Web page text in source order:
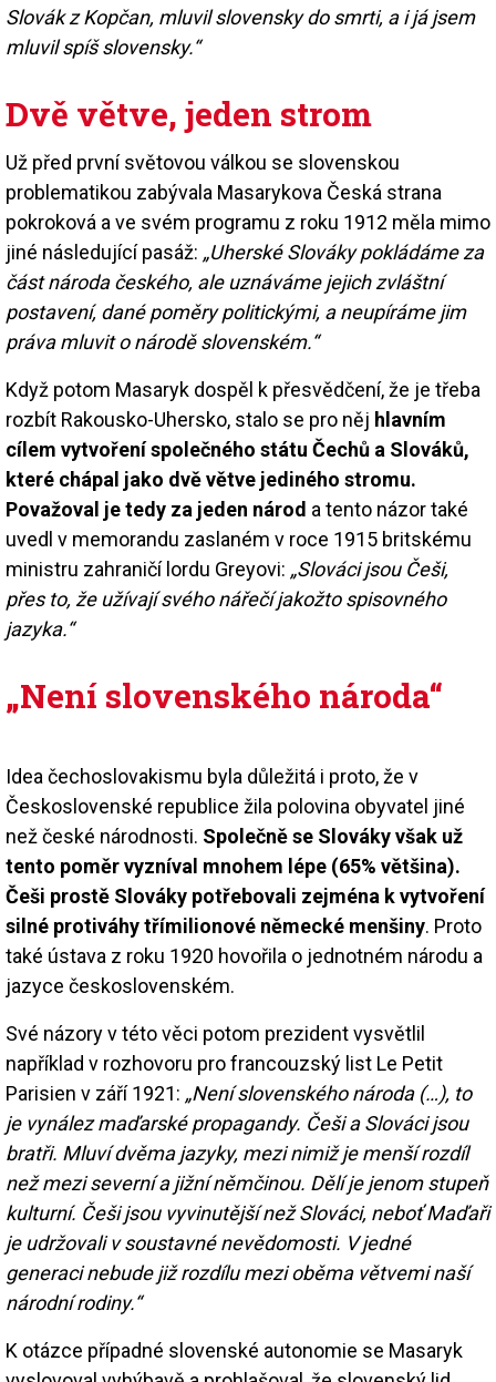
Slovák z Kopčan, mluvil slovensky do smrti, a i já jsem
mluvil spíš slovensky.“
Dvě větve, jeden strom
Už před první světovou válkou se slovenskou
problematikou zabývala Masarykova Česká strana
pokroková a ve svém programu z roku 1912 měla mimo
jiné následující pasáž: „Uherské Slováky pokládáme za
část národa českého, ale uznáváme jejich zvláštní
postavení, dané poměry politickými, a neupíráme jim
práva mluvit o národě slovenském.“
Když potom Masaryk dospěl k přesvědčení, že je třeba
rozbít Rakousko-Uhersko, stalo se pro něj hlavním
cílem vytvoření společného státu Čechů a Slováků,
které chápal jako dvě větve jediného stromu.
Považoval je tedy za jeden národ a tento názor také
uvedl v memorandu zaslaném v roce 1915 britskému
ministru zahraničí lordu Greyovi: „Slováci jsou Češi,
přes to, že užívají svého nářečí jakožto spisovného
jazyka.“
„Není slovenského národa“
Idea čechoslovakismu byla důležitá i proto, že v
Československé republice žila polovina obyvatel jiné
než české národnosti. Společně se Slováky však už
tento poměr vyzníval mnohem lépe (65% většina).
Češi prostě Slováky potřebovali zejména k vytvoření
silné protiváhy třímilionové německé menšiny. Proto
také ústava z roku 1920 hovořila o jednotném národu a
jazyce československém.
Své názory v této věci potom prezident vysvětlil
například v rozhovoru pro francouzský list Le Petit
Parisien v září 1921: „Není slovenského národa (…), to
je vynález maďarské propagandy. Češi a Slováci jsou
bratři. Mluví dvěma jazyky, mezi nimiž je menší rozdíl
než mezi severní a jižní němčinou. Dělí je jenom stupeň
kulturní. Češi jsou vyvinutější než Slováci, neboť Maďaři
je udržovali v soustavné nevědomosti. V jedné
generaci nebude již rozdílu mezi oběma větvemi naší
národní rodiny.“
K otázce případné slovenské autonomie se Masaryk